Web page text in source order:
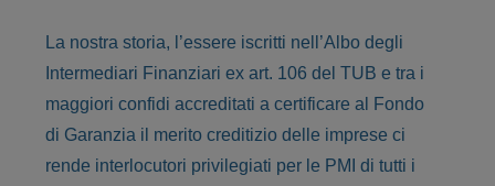
La nostra storia, l’essere iscritti nell’Albo degli
Intermediari Finanziari ex art. 106 del TUB e tra i
maggiori confidi accreditati a certificare al Fondo
di Garanzia il merito creditizio delle imprese ci
rende interlocutori privilegiati per le PMI di tutti i